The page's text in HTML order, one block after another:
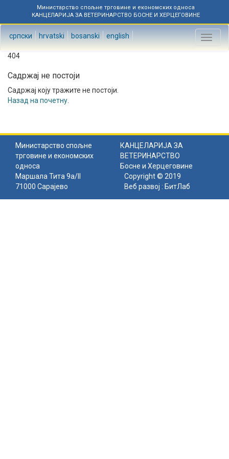
Министарство спољне трговине и економских односа
КАНЦЕЛАРИЈА ЗА ВЕТЕРИНАРСТВО БОСНЕ И ХЕРЦЕГОВИНЕ
српски hrvatski bosanski english
Toggle
404
Садржај не постоји
Садржај коју тражите не постоји.
Назад на почетну
Министарство спољне
трговине и економских
односа
КАНЦЕЛАРИЈА ЗА
ВЕТЕРИНАРСТВО
Босне и Херцеговине
Маршала Тита 9а/II
71000 Сарајево
Copyright © 2019
Веб развој : БитЛаб